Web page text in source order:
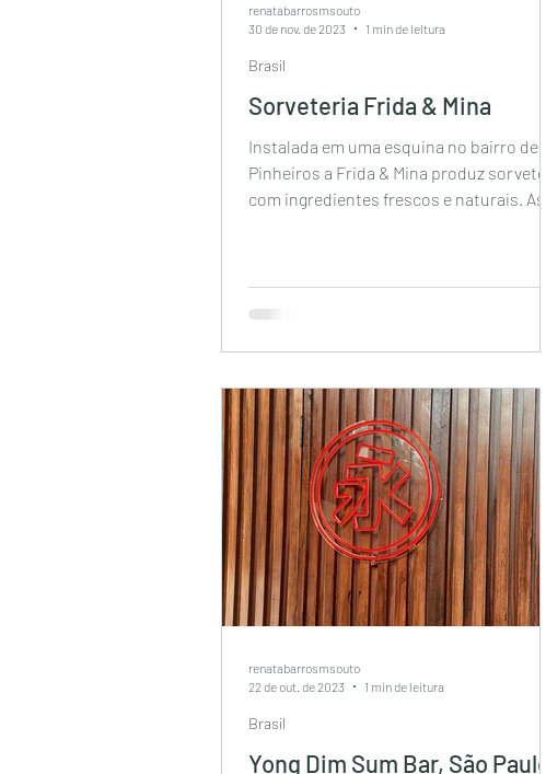
Chile
Sorveteria Frida & Mina
Instalada em uma esquina no bairro de
Pinheiros a Frida & Mina produz sorvetes
com ingredientes frescos e naturais. As
Brasil
renatabarrosmsouto
30 de nov. de 2023
1 min de leitura
Yong Dim Sum Bar, São Paulo
Brasil
renatabarrosmsouto
22 de out. de 2023
1 min de leitura